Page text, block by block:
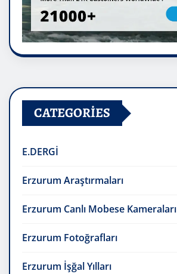
CATEGORIES
E.DERGİ
Erzurum Araştırmaları
Erzurum Canlı Mobese Kameraları
Erzurum Fotoğrafları
Erzurum İşğal Yılları